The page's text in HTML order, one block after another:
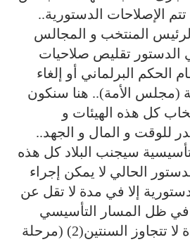
تتم الإصلاحات الدستورية..
المنتخب و المجالس
الدستور تقليص صلاحيات
الحكم البرلماني أو إلغاء
(مجلس الأمة).. هنا سنكون
كل هذه الهيئات و
للوقت و المال و الجهد..
سيجنب البلاد كل هذه
الحالي لا يمكن إجراء
إلا في مدة لا تقل عن
ظل المسار التأسيسي
فإنه يتم ذلك في مدة لا تتجاوز السنتين(2) (مرحلة